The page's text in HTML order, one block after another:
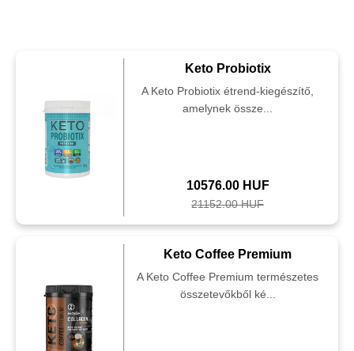
Keto Probiotix
A Keto Probiotix étrend-kiegészítő,
amelynek össze...
10576.00 HUF
21152.00 HUF
Keto Coffee Premium
A Keto Coffee Premium természetes
összetevőkből ké...